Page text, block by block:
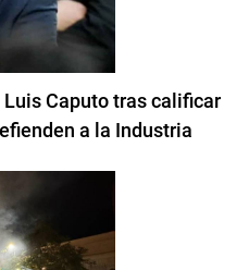
Caputo tras calificar
a la Industria